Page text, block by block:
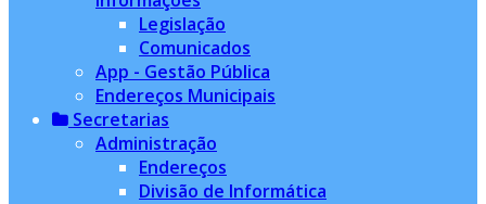
Legislação
Comunicados
App - Gestão Pública
Endereços Municipais
Secretarias
Administração
Endereços
Divisão de Informática